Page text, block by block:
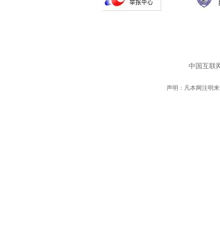
中国互联
声明：凡本网注明